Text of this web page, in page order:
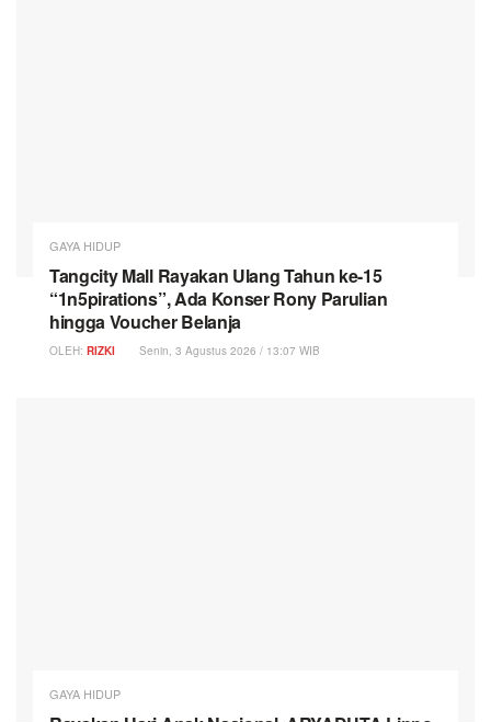
GAYA HIDUP
Tangcity Mall Rayakan Ulang Tahun ke-15
“1n5pirations”, Ada Konser Rony Parulian
hingga Voucher Belanja
OLEH: RIZKI Senin, 3 Agustus 2026 / 13:07 WIB
GAYA HIDUP